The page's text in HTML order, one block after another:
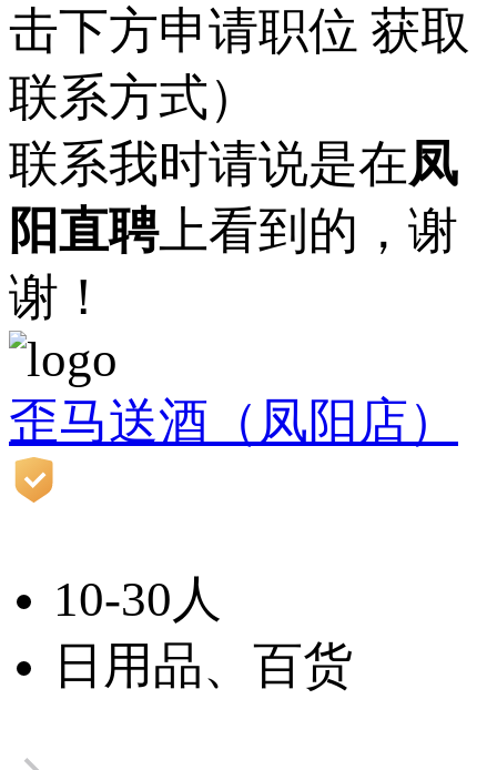
击下方申请职位 获取
联系方式）
联系我时请说是在凤
阳直聘上看到的，谢
谢！
歪马送酒（凤阳店）
10-30人
日用品、百货